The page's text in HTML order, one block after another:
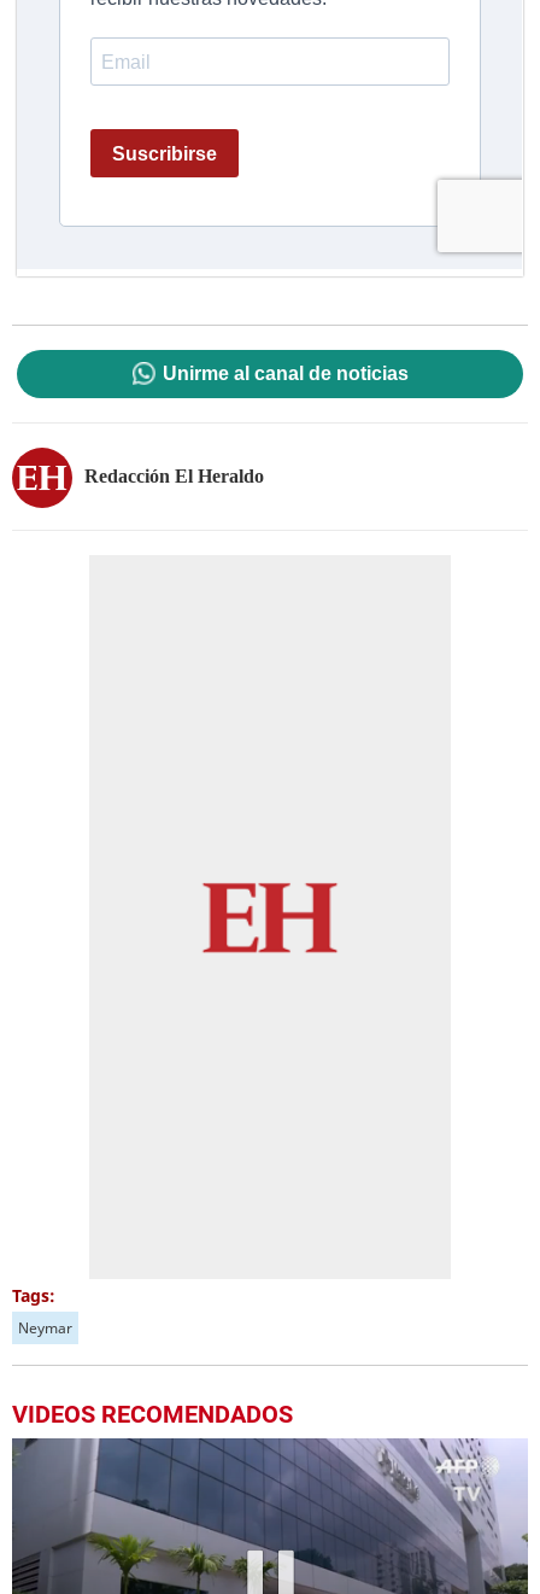
Unirme al canal de noticias
Redacción El Heraldo
Tags:
Neymar
VIDEOS RECOMENDADOS